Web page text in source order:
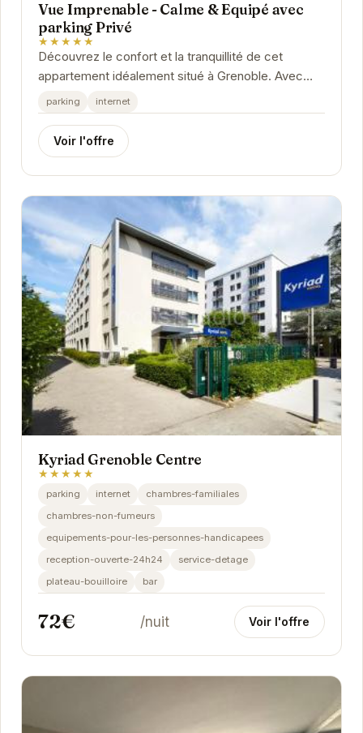
Vue Imprenable - Calme & Equipé avec
parking Privé
★★★★★
Découvrez le confort et la tranquillité de cet
appartement idéalement situé à Grenoble. Avec
une vue imprenable, un parking privé et des...
parking internet
Voir l'offre
Kyriad Grenoble Centre
★★★★★
parking internet
chambres-familiales
chambres-non-fumeurs
equipements-pour-les-personnes-handicapees
reception-ouverte-24h24
service-detage
plateau-bouilloire
bar
72€ /nuit Voir l'offre